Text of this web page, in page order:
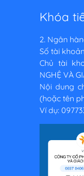
Khóa
2. Ngân
Số tài
Chủ tài
NGHỆ VÀ
Nội dung
(hoặc tên
Ví dụ: